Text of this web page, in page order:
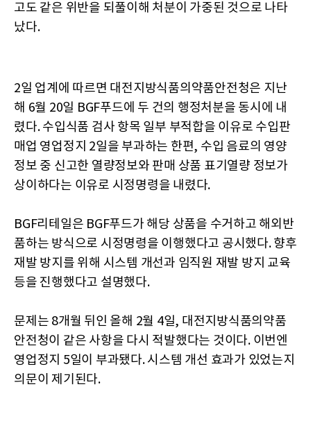
고도 같은 위반을 되풀이해 처분이 가중된 것으로 나타
났다.
2일 업계에 따르면 대전지방식품의약품안전청은 지난
해 6월 20일 BGF푸드에 두 건의 행정처분을 동시에 내
렸다. 수입식품 검사 항목 일부 부적합을 이유로 수입판
매업 영업정지 2일을 부과하는 한편, 수입 음료의 영양
정보 중 신고한 열량정보와 판매 상품 표기열량 정보가
상이하다는 이유로 시정명령을 내렸다.
BGF리테일은 BGF푸드가 해당 상품을 수거하고 해외반
품하는 방식으로 시정명령을 이행했다고 공시했다. 향후
재발 방지를 위해 시스템 개선과 임직원 재발 방지 교육
등을 진행했다고 설명했다.
문제는 8개월 뒤인 올해 2월 4일, 대전지방식품의약품
안전청이 같은 사항을 다시 적발했다는 것이다. 이번엔
영업정지 5일이 부과됐다. 시스템 개선 효과가 있었는지
의문이 제기된다.